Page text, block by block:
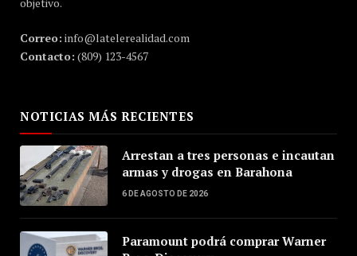
Correo: info@latelerealidad.com
Contacto: (809) 123-4567
NOTICIAS MÁS RECIENTES
Arrestan a tres personas e incautan
armas y drogas en Barahona
6 DE AGOSTO DE 2026
Paramount podrá comprar Warner